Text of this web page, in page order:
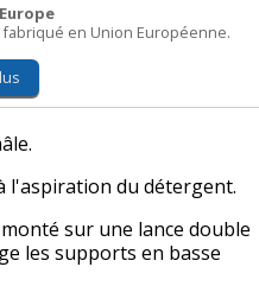
fabriqué en Union Européenne.
l'aspiration du détergent.
sur une lance double
les supports en basse